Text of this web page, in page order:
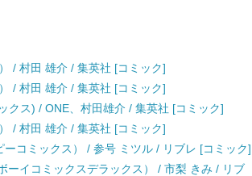
/ 村田 雄介 / 集英社 [コミック]
/ 村田 雄介 / 集英社 [コミック]
クス) / ONE、村田雄介 / 集英社 [コミック]
/ 村田 雄介 / 集英社 [コミック]
コミックス） / 参号 ミツル / リブレ [コミック]
ーイコミックスデラックス） / 市梨 きみ / リブ